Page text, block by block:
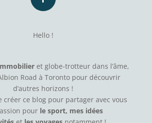
Hello !
et globe-trotteur dans l’âme,
Road à Toronto pour découvrir
d’autres horizons !
créer ce blog pour partager avec vous
pour le sport, mes idées